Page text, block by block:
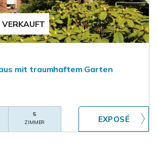
VERKAUFT
mit traumhaftem Garten
5
ZIMMER